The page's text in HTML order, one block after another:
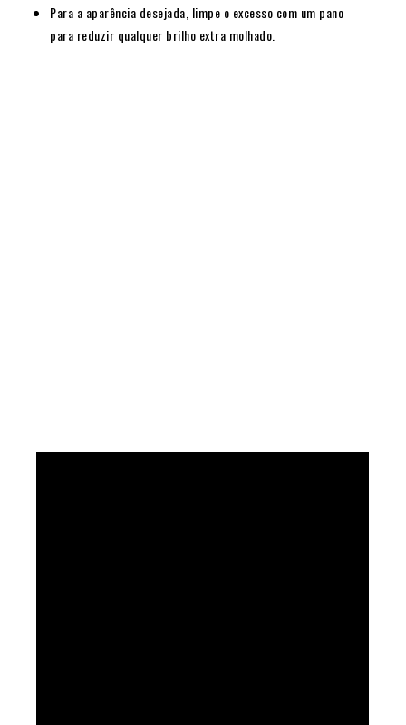
Para a aparência desejada, limpe o excesso com um pano
para reduzir qualquer brilho extra molhado.